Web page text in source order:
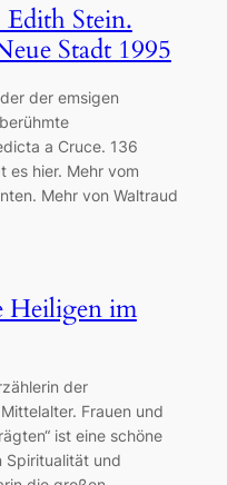
Stein.
Stadt 1995
der emsigen
a Cruce. 136
es hier. Mehr vom
Mehr von Waltraud
Heiligen im
der
Frauen und
ist eine schöne
Spiritualität und